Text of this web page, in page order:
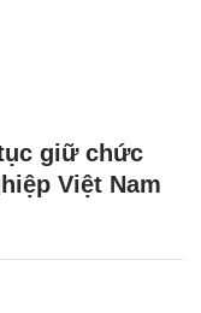
giữ chức
Việt Nam